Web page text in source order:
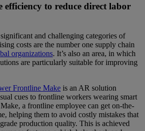
efficiency to reduce direct labor
and challenging categories of
costs are the number one supply chain
organizations. It’s also an area, in which
are particularly suitable for improving
Frontline Make is an AR solution
cues to frontline workers wearing smart
a frontline employee can get on-the-
helping them to avoid costly mistakes that
production quality. This is achieved